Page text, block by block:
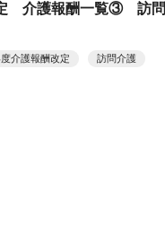
介護報酬一覧③ 訪問
介護報酬改定 訪問介護